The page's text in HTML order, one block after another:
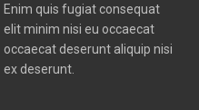
Enim quis fugiat consequat
elit minim nisi eu occaecat
occaecat deserunt aliquip nisi
ex deserunt.